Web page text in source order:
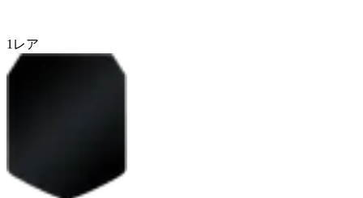
1 レア